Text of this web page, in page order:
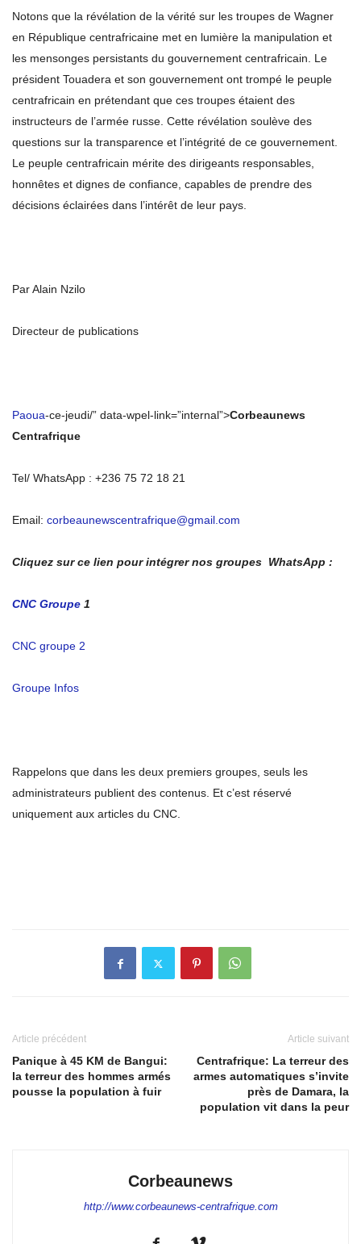
Notons que la révélation de la vérité sur les troupes de Wagner
en République centrafricaine met en lumière la manipulation et
les mensonges persistants du gouvernement centrafricain. Le
président Touadera et son gouvernement ont trompé le peuple
centrafricain en prétendant que ces troupes étaient des
instructeurs de l’armée russe. Cette révélation soulève des
questions sur la transparence et l’intégrité de ce gouvernement.
Le peuple centrafricain mérite des dirigeants responsables,
honnêtes et dignes de confiance, capables de prendre des
décisions éclairées dans l’intérêt de leur pays.
Par Alain Nzilo
Directeur de publications
Paoua-ce-jeudi/” data-wpel-link=”internal”>Corbeaunews
Centrafrique
Tel/ WhatsApp : +236 75 72 18 21
Email: corbeaunewscentrafrique@gmail.com
Cliquez sur ce lien pour intégrer nos groupes WhatsApp :
CNC Groupe 1
CNC groupe 2
Groupe Infos
Rappelons que dans les deux premiers groupes, seuls les
administrateurs publient des contenus. Et c’est réservé
uniquement aux articles du CNC.
Article précédent
Panique à 45 KM de Bangui:
la terreur des hommes armés
pousse la population à fuir
Article suivant
Centrafrique: La terreur des
armes automatiques s’invite
près de Damara, la
population vit dans la peur
Corbeaunews
http://www.corbeaunews-centrafrique.com